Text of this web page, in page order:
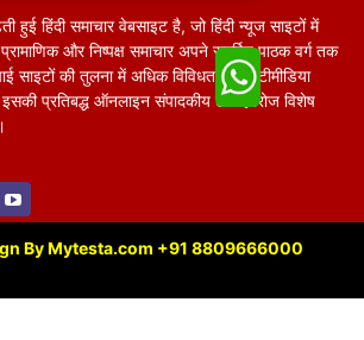
हुई हिंदी समाचार वेबसाइट है, जो हिंदी न्यूज साइटों में
और निष्पक्ष समाचार अपने समर्पित पाठक वर्ग तक
साइटों की तुलना में अधिक विविधतापूर्ण मल्टीमीडिया
प्रतिबद्ध ऑनलाइन संपादकीय टीम हररोज विशेष
By Mytesta.com +91 8809666000